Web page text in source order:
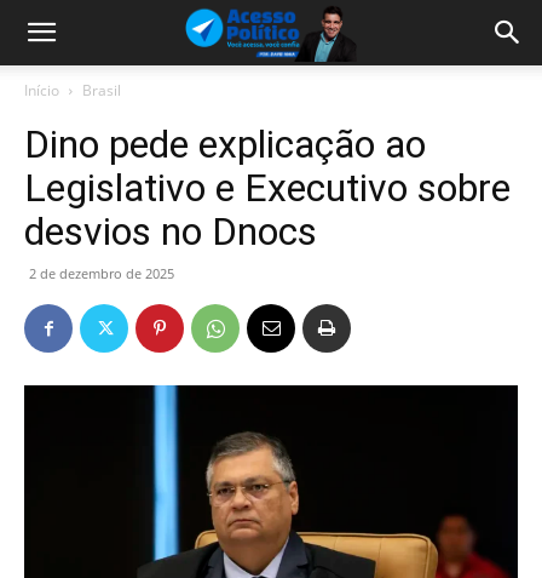
Início Brasil
Dino pede explicação ao
Legislativo e Executivo sobre
desvios no Dnocs
2 de dezembro de 2025